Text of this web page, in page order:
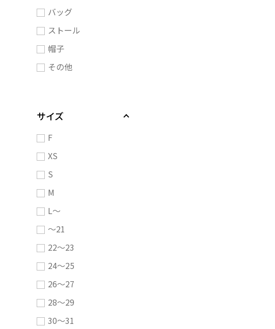
バッグ
ストール
帽子
その他
サイズ
F
XS
S
M
L～
～21
22～23
24～25
26～27
28～29
30～31